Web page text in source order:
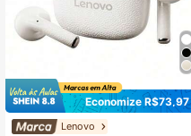
Economize R$73,97
Lenovo